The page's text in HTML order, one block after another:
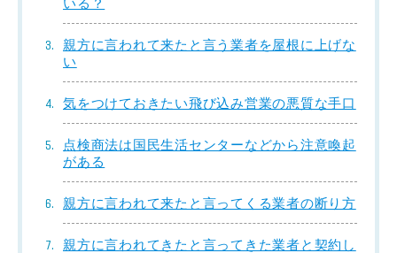
いる？
親方に言われて来たと言う業者を屋根に上げな
い
気をつけておきたい飛び込み営業の悪質な手口
点検商法は国民生活センターなどから注意喚起
がある
親方に言われて来たと言ってくる業者の断り方
親方に言われてきたと言ってきた業者と契約し